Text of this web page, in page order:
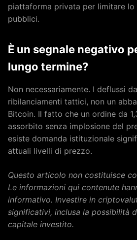
piattaforma privata per limitare lo
pubblici.
È un segnale negativo
lungo termine?
Non necessariamente. I deflussi
ribilanciamenti tattici, non un
Bitcoin. Il fatto che un ordine da
assorbito senza implosione del
esiste domanda istituzionale
attuali livelli di prezzo.
Questo articolo non costituisce
Le informazioni qui contenute
informativo. Investire in
significativi, inclusa la possibilità
capitale investito.